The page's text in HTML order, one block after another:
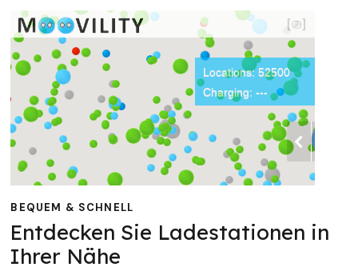
BEQUEM & SCHNELL
Entdecken Sie Ladestationen in
Ihrer Nähe